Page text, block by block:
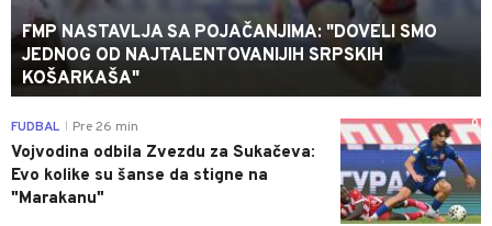
FMP NASTAVLJA SA POJAČANJIMA: "DOVELI SMO
JEDNOG OD NAJTALENTOVANIJIH SRPSKIH
KOŠARKAŠA"
0
FUDBAL Pre 26 min
Vojvodina odbila Zvezdu za Sukačeva:
Evo kolike su šanse da stigne na
"Marakanu"